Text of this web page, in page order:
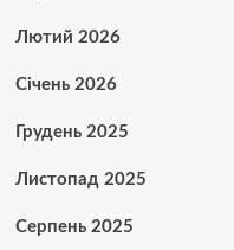
Лютий 2026
Січень 2026
Грудень 2025
Листопад 2025
Серпень 2025